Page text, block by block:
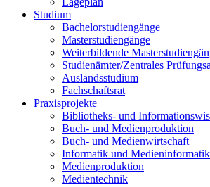
Studium
Bachelorstudiengänge
Masterstudiengänge
Weiterbildende
Studienämter/Zentrales
Auslandsstudium
Fachschaftsrat
Praxisprojekte
Bibliotheks- und
Buch- und Medienproduktion
Buch- und Medienwirtschaft
Informatik und Medieninformatik
Medienproduktion
Medientechnik